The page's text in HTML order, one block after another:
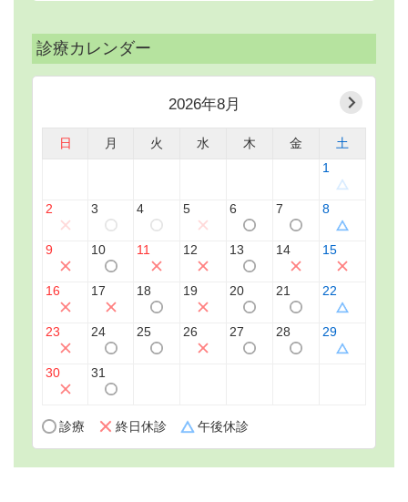
診療カレンダー
2026年8月
日 月 火 水 木 金
土
1
2 3 4 5 6 7 8
9 10 11 12 13 14 15
16 17 18 19 20 21 22
23 24 25 26 27 28 29
30 31
診療 終日休診 午後休診